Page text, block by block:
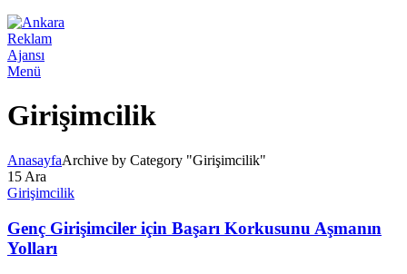
Menü
Girişimcilik
AnasayfaArchive by Category "Girişimcilik"
15 Ara
Girişimcilik
Genç Girişimciler için Başarı Korkusunu Aşmanın
Yolları